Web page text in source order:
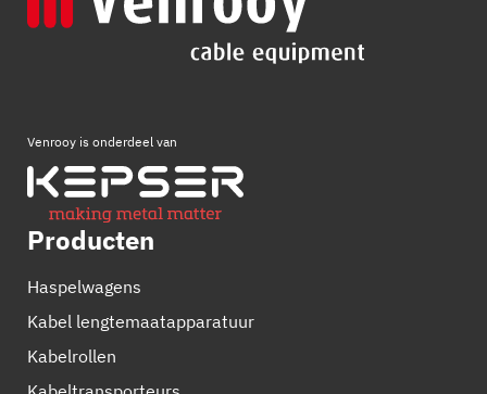
Venrooy is onderdeel van
Producten
Haspelwagens
Kabel lengtemaatapparatuur
Kabelrollen